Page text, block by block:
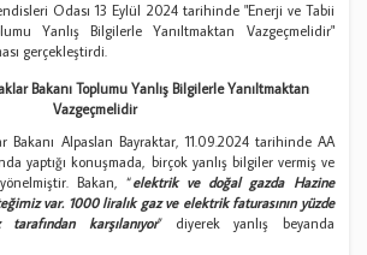
Odası 13 Eylül 2024 tarihinde "Enerji ve Tabii
Yanlış Bilgilerle Yanıltmaktan Vazgeçmelidir"
gerçekleştirdi.
Bakanı Toplumu Yanlış Bilgilerle Yanıltmaktan
Vazgeçmelidir
Bakanı Alpaslan Bayraktar, 11.09.2024 tarihinde AA
yaptığı konuşmada, birçok yanlış bilgiler vermiş ve
Bakan, “elektrik ve doğal gazda Hazine
var. 1000 liralık gaz ve elektrik faturasının yüzde
karşılanıyor” diyerek yanlış beyanda